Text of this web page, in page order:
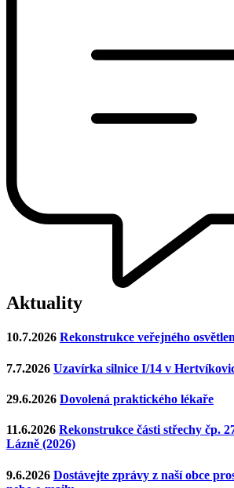
Aktuality
10.7.2026 Rekonstrukce veřejného
7.7.2026 Uzavírka silnice I/14 v
29.6.2026 Dovolená praktického lékaře
11.6.2026 Rekonstrukce části střechy čp.
Lázně (2026)
9.6.2026 Dostávejte zprávy z naší obce